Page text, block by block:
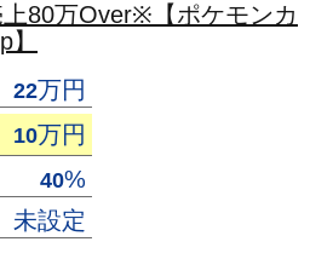
80万Over※【ポケモンカ
22万円
10万円
40%
未設定